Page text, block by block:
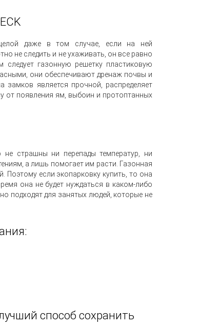
целой даже в том случае, если на ней
не следить и не ухаживать, он все равно
газонную решетку пластиковую
они обеспечивают дренаж почвы и
является прочной, распределяет
от появления ям, выбоин и протоптанных
не страшны ни перепады температур, ни
а лишь помогает им расти. Газонная
Поэтому если экопарковку купить, то она
она не будет нуждаться в каком-либо
подходят для занятых людей, которые не
способ сохранить